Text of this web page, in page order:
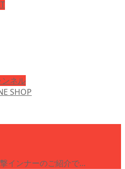
ネル
インナーのご紹介で…